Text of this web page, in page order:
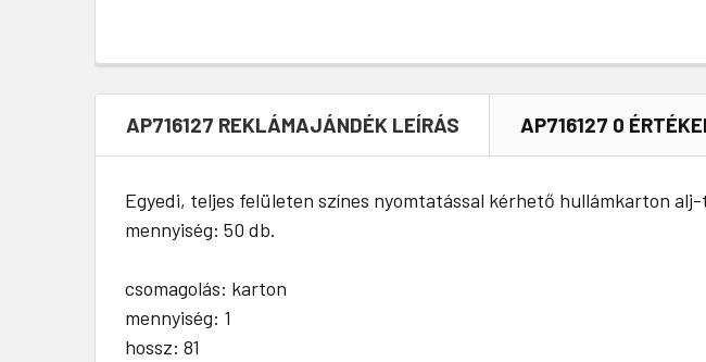
AP716127 REKLÁMAJÁNDÉK LEÍRÁS AP716127 0
Egyedi, teljes felületen színes nyomtatással kérhető hullámkarton
mennyiség: 50 db.
csomagolás: karton
mennyiség: 1
hossz: 81